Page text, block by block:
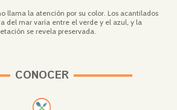
llama la atención por su color. Los acantilados
del mar varía entre el verde y el azul, y la
se revela preservada.
CONOCER